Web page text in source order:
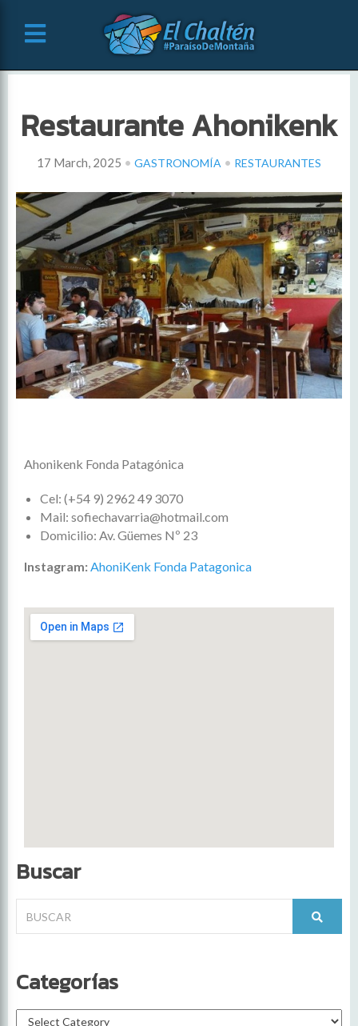
Restaurante Ahonikenk
17 March, 2025 • GASTRONOMÍA • RESTAURANTES
Ahonikenk Fonda Patagónica
Cel: (+54 9) 2962 49 3070
Mail: sofiechavarria@hotmail.com
Domicilio: Av. Güemes Nº 23
Instagram:AhoniKenk Fonda Patagonica
Buscar
Categorías